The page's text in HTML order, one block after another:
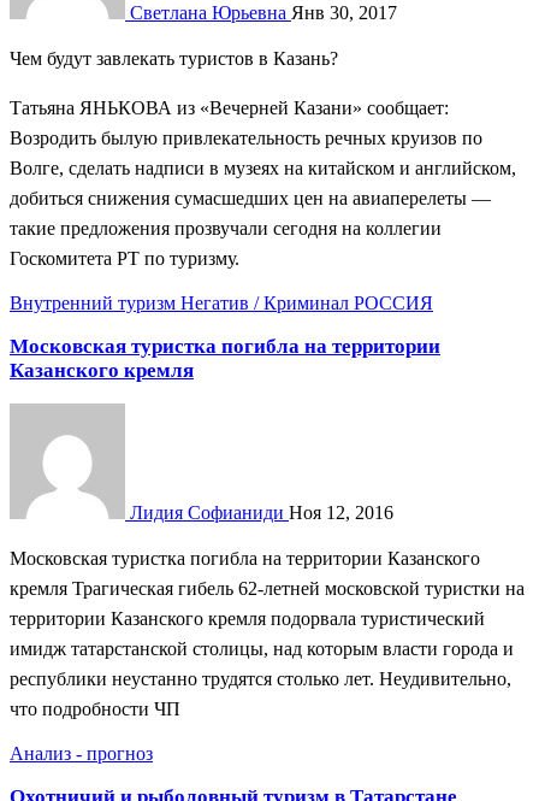
Светлана Юрьевна Янв 30, 2017
Чем будут завлекать туристов в Казань?
Татьяна ЯНЬКОВА из «Вечерней Казани» сообщает:
Возродить былую привлекательность речных круизов по
Волге, сделать надписи в музеях на китайском и английском,
добиться снижения сумасшедших цен на авиаперелеты —
такие предложения прозвучали сегодня на коллегии
Госкомитета РТ по туризму.
Внутренний туризм Негатив / Криминал РОССИЯ
Московская туристка погибла на территории
Казанского кремля
Лидия Софианиди Ноя 12, 2016
Московская туристка погибла на территории Казанского
кремля Трагическая гибель 62-летней московской туристки на
территории Казанского кремля подорвала туристический
имидж татарстанской столицы, над которым власти города и
республики неустанно трудятся столько лет. Неудивительно,
что подробности ЧП
Анализ - прогноз